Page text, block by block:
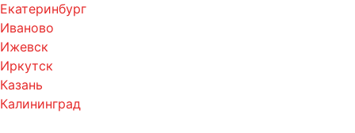
Екатеринбург
Иваново
Ижевск
Иркутск
Казань
Калининград